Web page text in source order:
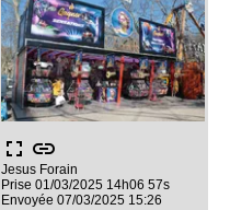
fullscreen link
Jesus Forain
Prise 01/03/2025 14h06 57s
Envoyée 07/03/2025 15:26